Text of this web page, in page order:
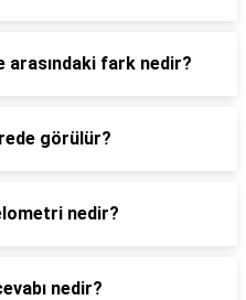
arasındaki fark nedir?
görülür?
nedir?
nedir?